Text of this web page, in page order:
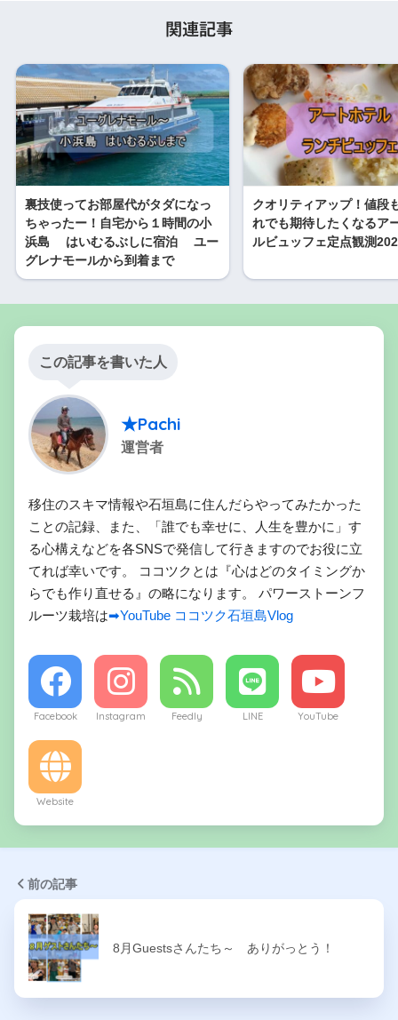
関連記事
裏技使ってお部屋代がタダになっ
ちゃったー！自宅から１時間の小
浜島 はいむるぶしに宿泊 ユー
グレナモールから到着まで
クオリティアップ！値段
れでも期待したくなるア
ルビュッフェ定点観測
この記事を書いた人
★Pachi
運営者
移住のスキマ情報や石垣島に住んだらやってみたかった
ことの記録、また、「誰でも幸せに、人生を豊かに」す
る心構えなどを各SNSで発信して行きますのでお役に立
てれば幸いです。 ココツクとは『心はどのタイミングか
らでも作り直せる』の略になります。 パワーストーンフ
ルーツ栽培は➡YouTube ココツク石垣島Vlog
Facebook Instagram Feedly LINE YouTube
Website
前の記事
8月Guestsさんたち～ ありがっとう！